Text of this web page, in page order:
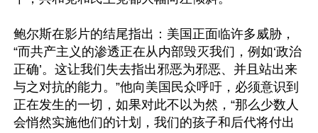
鲍尔斯在影片的结尾指出：美国正面临许多威胁，
“而共产主义的渗透正在从内部毁灭我们，例如‘政治
正确’。这让我们失去指出邪恶为邪恶、并且站出来
与之对抗的能力。”他向美国民众呼吁，必须意识到
正在发生的一切，如果对此不以为然，“那么少数人
会悄然实施他们的计划，我们的孩子和后代将付出